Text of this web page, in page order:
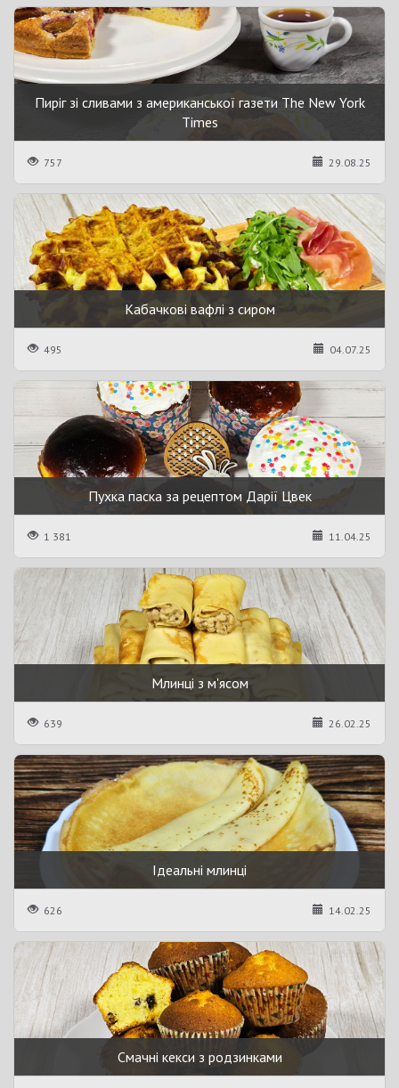
Пиріг зі сливами з американської газети The New York
Times
757 29.08.25
Кабачкові вафлі з сиром
495 04.07.25
Пухка паска за рецептом Дарії Цвек
1 381 11.04.25
Млинці з м'ясом
639 26.02.25
Ідеальні млинці
626 14.02.25
Смачні кекси з родзинками